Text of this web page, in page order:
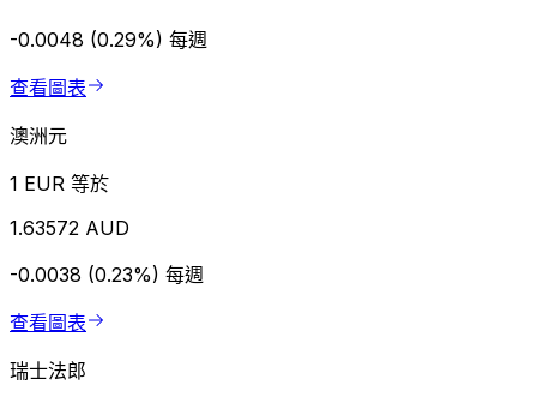
-0.0048 (0.29%) 每週
查看圖表
澳洲元
1 EUR 等於
1.63572 AUD
-0.0038 (0.23%) 每週
查看圖表
瑞士法郎